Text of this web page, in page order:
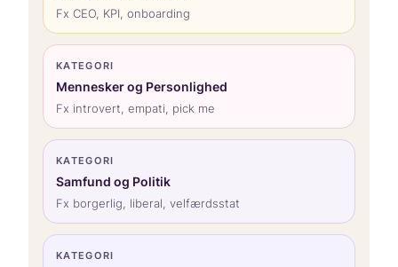
Fx CEO, KPI, onboarding
KATEGORI
Mennesker og Personlighed
Fx introvert, empati, pick me
KATEGORI
Samfund og Politik
Fx borgerlig, liberal, velfærdsstat
KATEGORI